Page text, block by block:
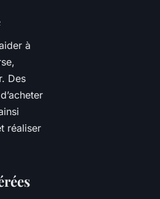
à
Des
réaliser